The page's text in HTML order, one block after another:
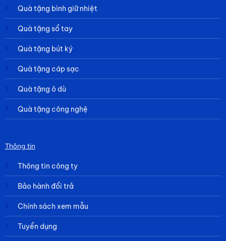
Quà tặng bình giữ nhiệt
Quà tặng sổ tay
Quà tặng bút ký
Quà tặng cáp sạc
Quà tặng ô dù
Quà tặng công nghệ
Thông tin
Thông tin công ty
Bảo hành đổi trả
Chính sách xem mẫu
Tuyển dụng